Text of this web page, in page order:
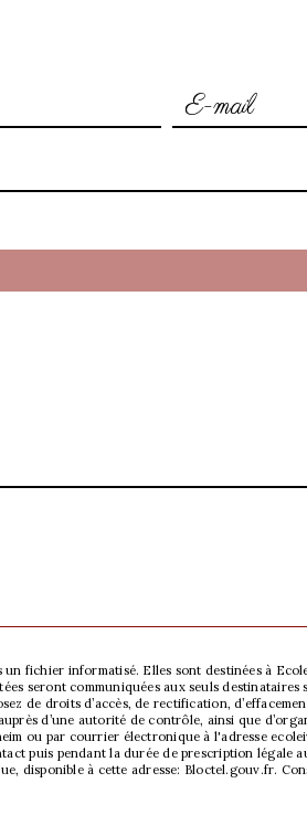
fichier informatisé. Elles sont destinées à
seront communiquées aux seuls destinataires
de droits d’accès, de rectification,
d’une autorité de contrôle, ainsi que
ou par courrier électronique à l'adresse
puis pendant la durée de prescription légale
disponible à cette adresse: Bloctel.gouv.fr.